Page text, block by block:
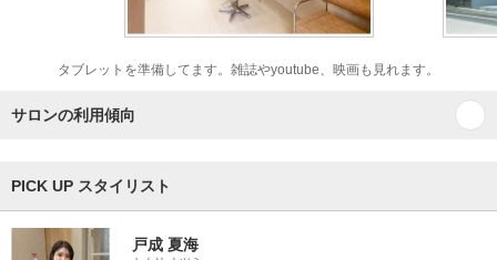
タブレットを準備してます。雑誌やyoutube、映画も見れます。
サロンの利用傾向
PICK UP スタイリスト
戸成 夏海